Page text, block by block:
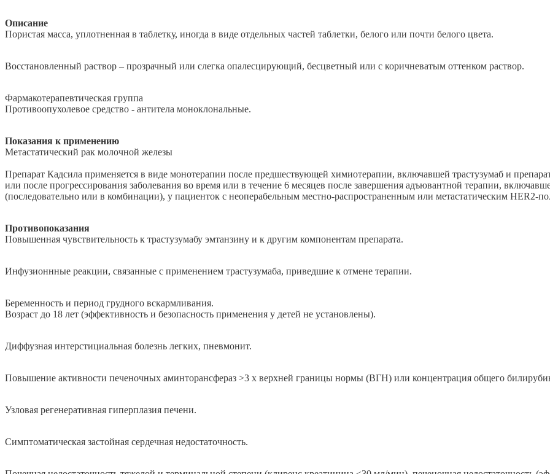
Описание
Пористая масса, уплотненная в таблетку, иногда в виде отдельных частей таблетки, белого или почти белого цвета.
Восстановленный раствор – прозрачный или слегка опалесцирующий, бесцветный или с коричневатым оттенком раствор.
Фармакотерапевтическая группа
Противоопухолевое средство - антитела моноклональные.
Показания к применению
Метастатический рак молочной железы
Препарат Кадсила применяется в виде монотерапии после предшествующей химиотерапии, включавшей трастузумаб и
или после прогрессирования заболевания во время или в течение 6 месяцев после завершения адъювантной терапии,
(последовательно или в комбинации), у пациенток с неоперабельным местно-распространенным или метастатическим HER2-
Противопоказания
Повышенная чувствительность к трастузумабу эмтанзину и к другим компонентам препарата.
Инфузионнные реакции, связанные с применением трастузумаба, приведшие к отмене терапии.
Беременность и период грудного вскармливания.
Возраст до 18 лет (эффективность и безопасность применения у детей не установлены).
Диффузная интерстициальная болезнь легких, пневмонит.
Повышение активности печеночных аминторансфераз >3 х верхней границы нормы (ВГН) или концентрация общего
Узловая регенеративная гиперплазия печени.
Симптоматическая застойная сердечная недостаточность.